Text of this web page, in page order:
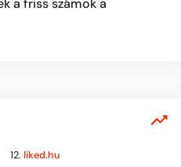
12. liked.hu